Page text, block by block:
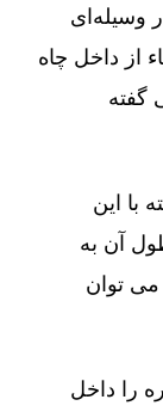
وسیله‌ای
از داخل چاه
گفته
با این
آن به
توان
را داخل